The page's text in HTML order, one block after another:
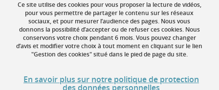
Gestion des cookies
Accessibilité : non conforme
Ce site utilise des cookies pour vous proposer la lecture de vidéos,
pour vous permettre de partager le contenu sur les réseaux
sociaux, et pour mesurer l’audience des pages. Nous vous
donnons la possibilité d’accepter ou de refuser ces cookies. Nous
conservons votre choix pendant 6 mois. Vous pouvez changer
d’avis et modifier votre choix à tout moment en cliquant sur le lien
"Gestion des cookies" situé dans le pied de page du site.
En savoir plus sur notre politique de protection
des données personnelles